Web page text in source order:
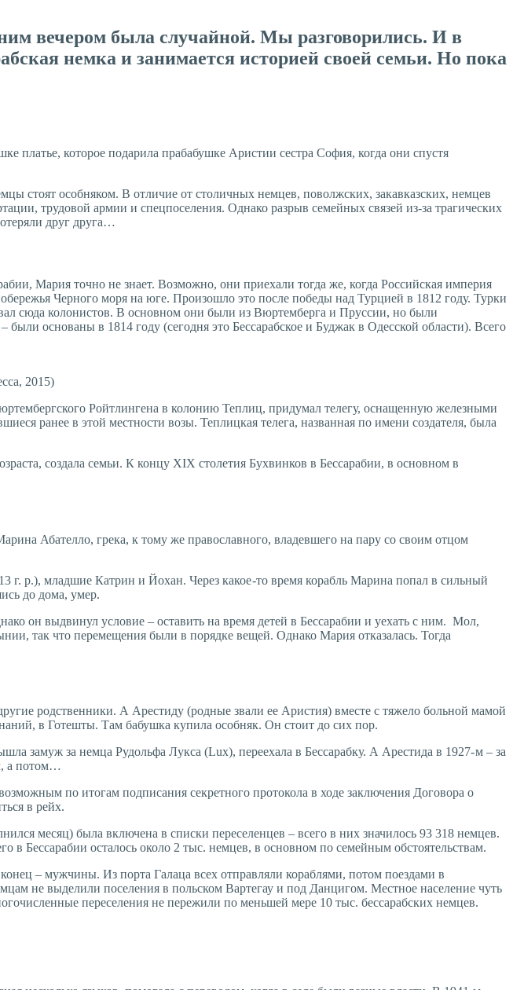
вечером была случайной. Мы разговорились. И в
немка и занимается историей своей семьи. Но пока
которое подарила прабабушке Аристии сестра София, когда они спустя
стоят особняком. В отличие от столичных немцев, поволжских, закавказских, немцев
трудовой армии и спецпоселения. Однако разрыв семейных связей из-за трагических
друг друга…
Мария точно не знает. Возможно, они приехали тогда же, когда Российская империя
Черного моря на юге. Произошло это после победы над Турцией в 1812 году. Турки
сюда колонистов. В основном они были из Вюртемберга и Пруссии, но были
основаны в 1814 году (сегодня это Бессарабское и Буджак в Одесской области). Всего
2015)
Ройтлингена в колонию Теплиц, придумал телегу, оснащенную железными
ранее в этой местности возы. Теплицкая телега, названная по имени создателя, была
создала семьи. К концу XIX столетия Бухвинков в Бессарабии, в основном в
Абателло, грека, к тому же православного, владевшего на пару со своим отцом
р.), младшие Катрин и Йохан. Через какое -то время корабль Марина попал в сильный
до дома, умер.
он выдвинул условие – оставить на время детей в Бессарабии и уехать с ним. Мол,
так что перемещения были в порядке вещей. Однако Мария отказалась. Тогда
родственники. А Арестиду (родные звали ее Аристия) вместе с тяжело больной мамой
в Готешты. Там бабушка купила особняк. Он стоит до сих пор.
замуж за немца Рудольфа Лукса (Lux), пере­ехала в Бессарабку. А Арестида в 1927- м – за
а потом…
по итогам подписания секретного протокола в ходе заключения Договора о
в рейх.
месяц) была включена в списки переселенцев – всего в них значилось 93 318 немцев.
в Бессарабии осталось около 2 тыс. немцев, в основном по семейным обстоятельствам.
– мужчины. Из порта Галаца всех отправляли кораблями, потом поездами в
не выделили поселения в польском Вартегау и под Данцигом. Местное население чуть
переселения не пережили по меньшей мере 10 тыс. бессарабских немцев.